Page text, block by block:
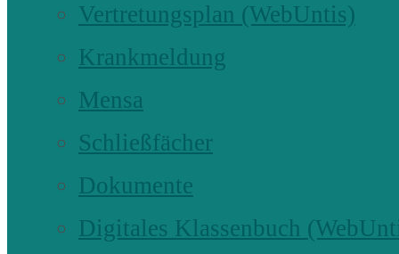
Vertretungsplan (WebUntis)
Krankmeldung
Mensa
Schließfächer
Dokumente
Digitales Klassenbuch